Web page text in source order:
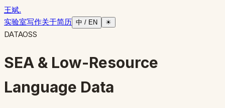
王斌.
实验室写作关于简历 中 / EN ☀
DATAOSS
SEA & Low-Resource
Language Data